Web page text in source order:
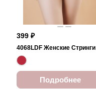
399 ₽
4068LDF Женские Стринги
Подробнее